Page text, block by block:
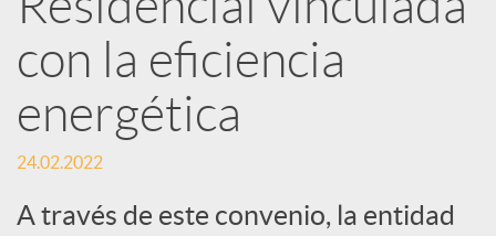
o
c
i
con la eficiencia
energética
24.02.2022
A través de este convenio, la entidad